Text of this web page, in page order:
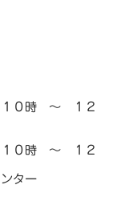
０時 ～ １２
０時 ～ １２
ター